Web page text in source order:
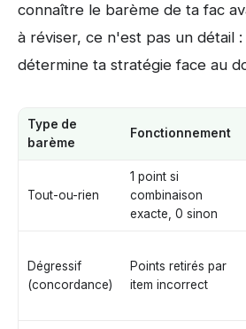
connaître le barème de ta fac
à réviser, ce n'est pas un détail
détermine ta stratégie face au
Type de
barème
Fonctionnement
Tout-ou-rien
1 point si
combinaison
exacte, 0 sinon
Dégressif
(concordance)
Points retirés par
item incorrect